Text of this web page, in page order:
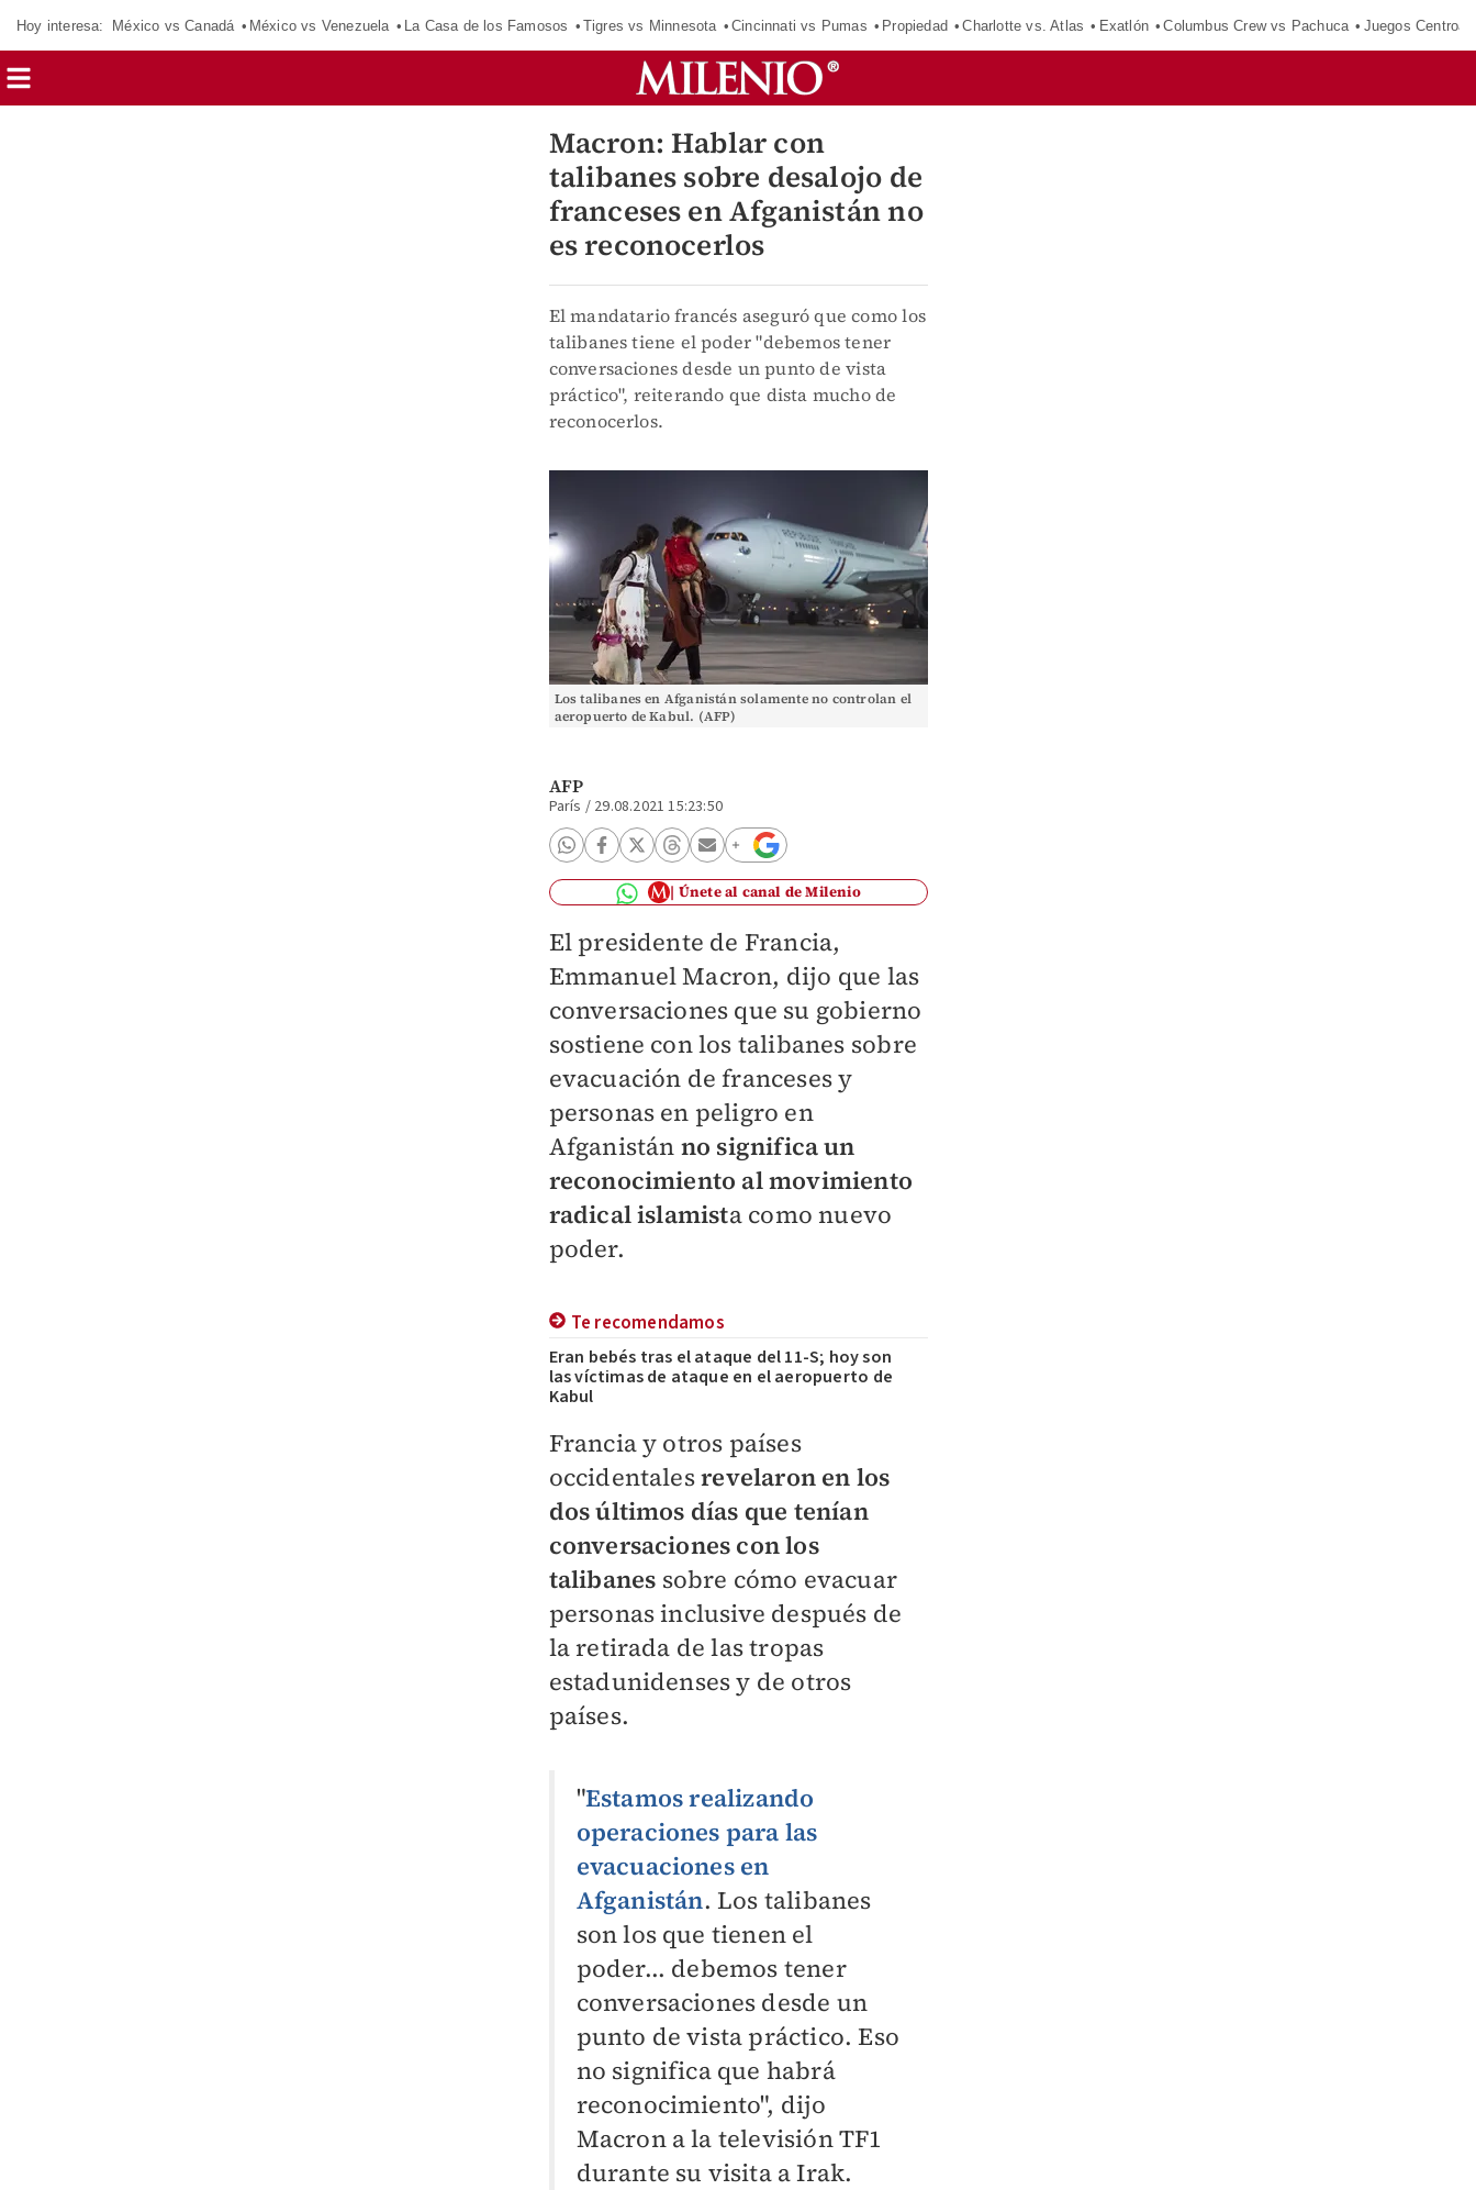
Hoy interesa: México vs Canadá México vs Venezuela La Casa de los Famosos Tigres vs Minnesota Cincinnati vs Pumas Propiedad Charlotte vs. Atlas Exatlón Columbus Crew vs Pachuca Juegos
Macron: Hablar con
talibanes sobre desalojo de
franceses en Afganistán no
es reconocerlos
El mandatario francés aseguró que como los
talibanes tiene el poder "debemos tener
conversaciones desde un punto de vista
práctico", reiterando que dista mucho de
reconocerlos.
Los talibanes en Afganistán solamente no controlan el
aeropuerto de Kabul. (AFP)
AFP
París / 29.08.2021 15:23:50
Únete al canal de Milenio
El presidente de Francia,
Emmanuel Macron, dijo que las
conversaciones que su gobierno
sostiene con los talibanes sobre
evacuación de franceses y
personas en peligro en
Afganistán no significa un
reconocimiento al movimiento
radical islamista como nuevo
poder.
Te recomendamos
Eran bebés tras el ataque del 11-S; hoy son
las víctimas de ataque en el aeropuerto de
Kabul
Francia y otros países
occidentalesrevelaron en los
dos últimos días que tenían
conversaciones con los
talibanes sobre cómo evacuar
personas inclusive después de
la retirada de las tropas
estadunidenses y de otros
países.
"Estamos realizando
operaciones para las
evacuaciones en
Afganistán. Los talibanes
son los que tienen el
poder... debemos tener
conversaciones desde un
punto de vista práctico. Eso
no significa que habrá
reconocimiento", dijo
Macron a la televisión TF1
durante su visita a Irak.